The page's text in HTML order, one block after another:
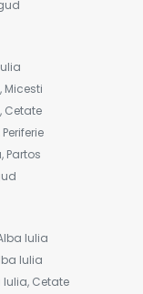
Micesti
Cetate
Partos
Iulia
Iulia
Cetate